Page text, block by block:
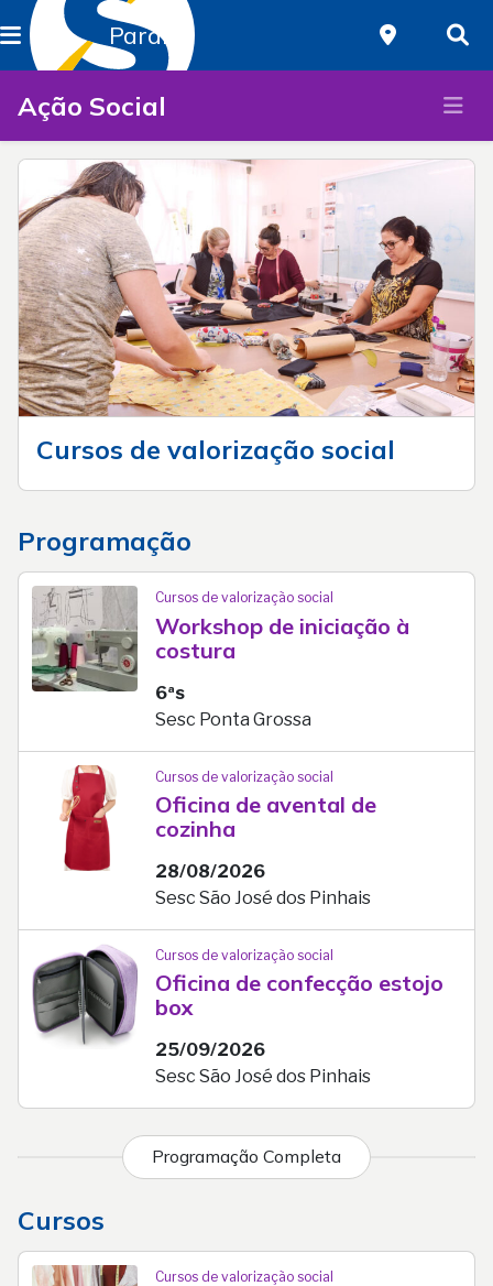
Paraná
Ação Social
Cursos de valorização social
Programação
Cursos de valorização social
Workshop de iniciação à
costura
6ªs
Sesc Ponta Grossa
Cursos de valorização social
Oficina de avental de
cozinha
28/08/2026
Sesc São José dos Pinhais
Cursos de valorização social
Oficina de confecção estojo
box
25/09/2026
Sesc São José dos Pinhais
Programação Completa
Cursos
Cursos de valorização social